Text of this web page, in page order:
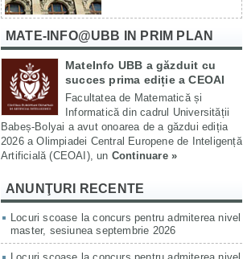
MATE-INFO@UBB IN PRIM PLAN
MateInfo UBB a găzduit cu
succes prima ediție a CEOAI
Facultatea de Matematică și
Informatică din cadrul Universității
Babeș-Bolyai a avut onoarea de a găzdui ediția
2026 a Olimpiadei Central Europene de Inteligență
Artificială (CEOAI), un Continuare »
ANUNŢURI RECENTE
Locuri scoase la concurs pentru admiterea nivel
master, sesiunea septembrie 2026